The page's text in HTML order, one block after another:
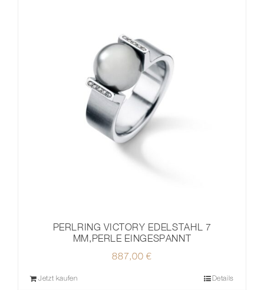
PERLRING VICTORY EDELSTAHL 7
MM,PERLE EINGESPANNT
887,00 €
Jetzt kaufen Details